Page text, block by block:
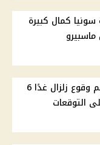
كمال كبيرة
ماسبيرو
البحوث الفلكية تحسم مزاعم وقوع زلزال غدًا 6
التوقعات